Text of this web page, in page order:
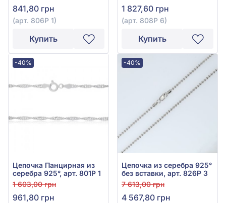
841,80 грн
(арт. 806Р 1)
Купить
1 827,60 грн
(арт. 808Р 6)
Купить
-40%
Цепочка Панцирная из
серебра 925°, арт. 801Р 1
1 603,00 грн
961,80 грн
-40%
Цепочка из серебра 925°
без вставки, арт. 826Р 3
7 613,00 грн
4 567,80 грн